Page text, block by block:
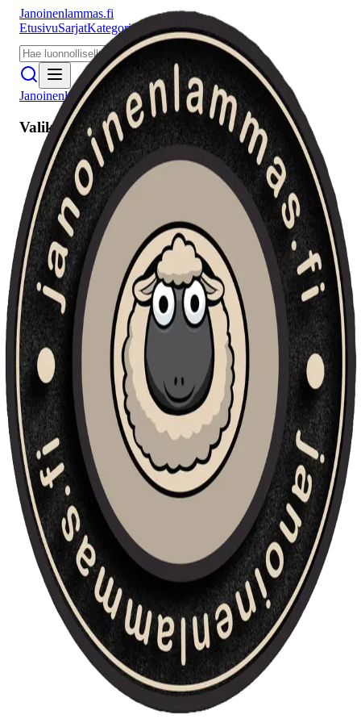
Janoinenlammas.fi
EtusivuSarjatKategoriat PuhujatMeistä
Janoinenlammas.fi
Valikko
Etusivu
Sarjat
Kategoriat
Puhujat
Haku
Tietosuojaseloste
Seuraa meitä
Facebook Instagram
YouTube
© 2026 Janoinenlammas.fi. Kaikki oikeudet pidätetään.